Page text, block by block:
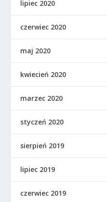
lipiec 2020
czerwiec 2020
maj 2020
kwiecień 2020
marzec 2020
styczeń 2020
sierpień 2019
lipiec 2019
czerwiec 2019